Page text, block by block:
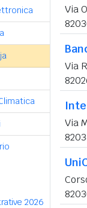
2026
Via
Via
Via